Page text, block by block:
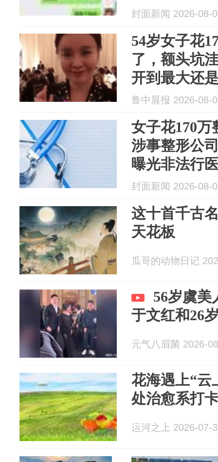
被《焦点访
封面新闻 2026-08-
54岁女子花
了，额头坑
开到最大还
被《焦点访
鲁中晨报 2026-08-
女子花170万
涉事整形公
曝光非法行
封面新闻 2026-08-
这十首千古
天花板
瓜哥的动物日记
56岁虞美
于文红和26
元气八眉菌 2026-
花海遇上“云
处治愈系打
运河之上 2026-07-